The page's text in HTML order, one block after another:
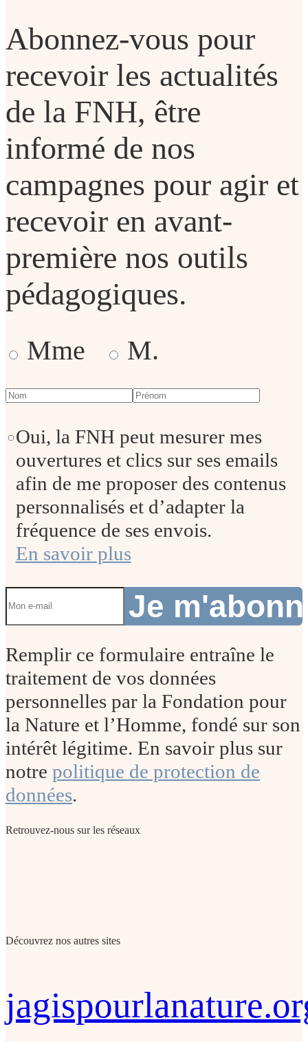
Abonnez-vous pour
recevoir les actualités
de la FNH, être
informé de nos
campagnes pour agir et
recevoir en avant-
première nos outils
pédagogiques.
Mme M.
Oui, la FNH peut mesurer mes
ouvertures et clics sur ses emails
afin de me proposer des contenus
personnalisés et d’adapter la
fréquence de ses envois.
En savoir plus
Je
Remplir ce formulaire entraîne le
traitement de vos données
personnelles par la Fondation pour
la Nature et l’Homme, fondé sur son
intérêt légitime. En savoir plus sur
notre politique de protection de
données.
Retrouvez-nous sur les réseaux
Découvrez nos autres sites